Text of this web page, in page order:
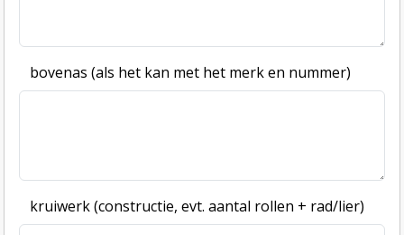
bovenas (als het kan met het merk en nummer)
kruiwerk (constructie, evt. aantal rollen + rad/lier)